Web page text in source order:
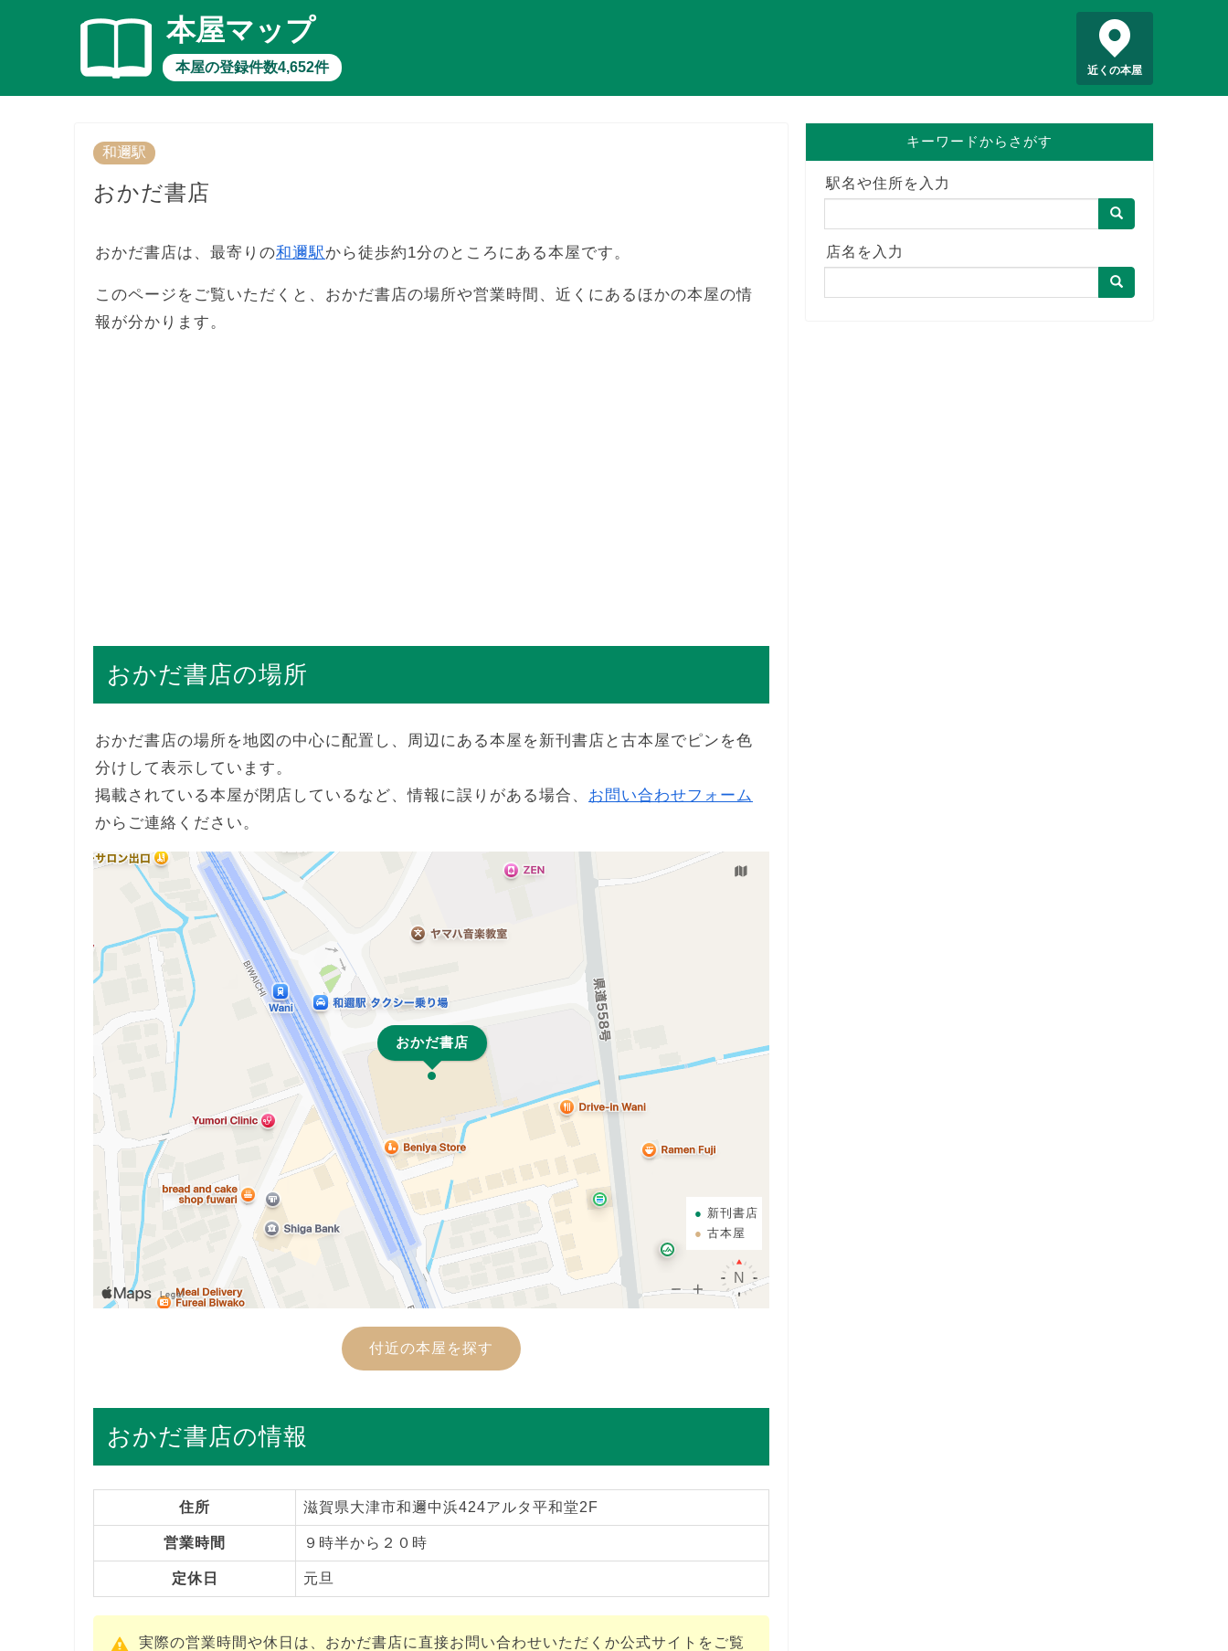
本屋マップ
本屋の登録件数4,652件 近くの本屋
和邇駅
おかだ書店
おかだ書店は、最寄りの和邇駅から徒歩約1分のところにある本屋です。
このページをご覧いただくと、おかだ書店の場所や営業時間、近くにあるほかの本屋の情
報が分かります。
おかだ書店の場所
おかだ書店の場所を地図の中心に配置し、周辺にある本屋を新刊書店と古本屋でピンを色
分けして表示しています。
掲載されている本屋が閉店しているなど、情報に誤りがある場合、 お問い合わせフォーム
からご連絡ください。
おかだ書店
新刊書店
古本屋
付近の本屋を探す
おかだ書店の情報
住所 滋賀県大津市和邇中浜424アルタ平和堂2F
営業時間 ９時半から２０時
定休日 元旦
実際の営業時間や休日は、おかだ書店に直接お問い合わせいただくか公式サイトをご覧
キーワードからさがす
駅名や住所を入力
店名を入力